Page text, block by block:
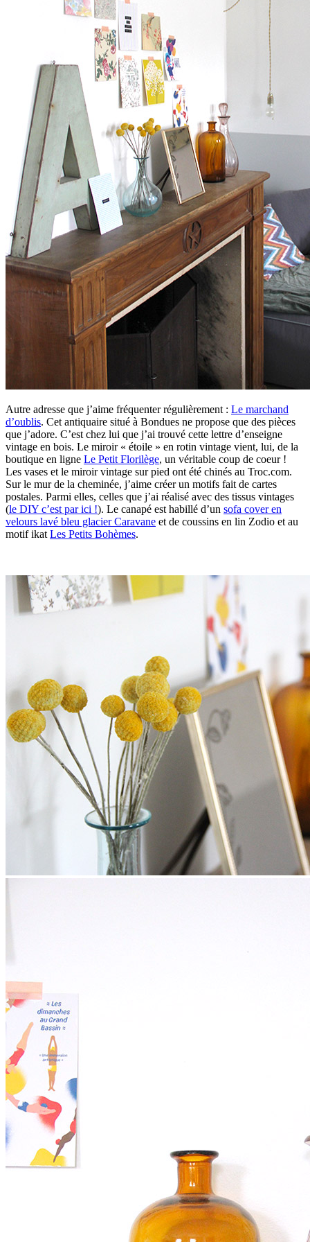
Autre adresse que j’aime fréquenter régulièrement : Le marchand
d’oublis. Cet antiquaire situé à Bondues ne propose que des pièces
que j’adore. C’est chez lui que j’ai trouvé cette lettre d’enseigne
vintage en bois. Le miroir « étoile » en rotin vintage vient, lui, de la
boutique en ligne Le Petit Florilège, un véritable coup de coeur !
Les vases et le miroir vintage sur pied ont été chinés au Troc.com.
Sur le mur de la cheminée, j’aime créer un motifs fait de cartes
postales. Parmi elles, celles que j’ai réalisé avec des tissus vintages
(le DIY c’est par ici !). Le canapé est habillé d’un sofa cover en
velours lavé bleu glacier Caravane et de coussins en lin Zodio et au
motif ikatLes Petits Bohèmes.